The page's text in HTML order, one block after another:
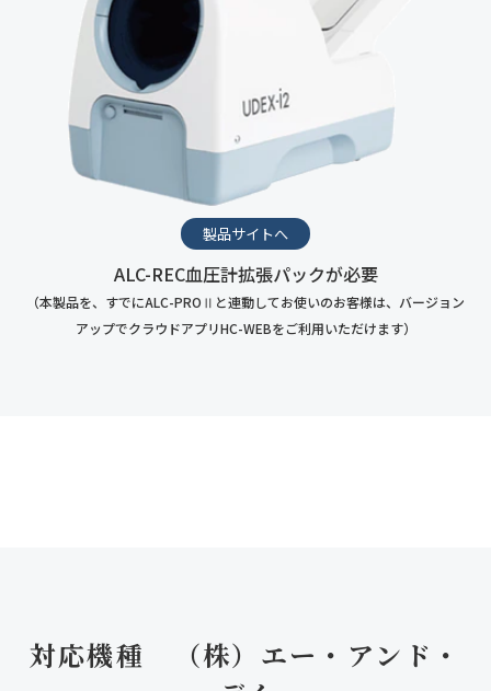
製品サイトへ
ALC-REC血圧計拡張パックが必要
（本製品を、すでにALC-PROⅡと連動してお使いのお客様は、バージョン
アップでクラウドアプリHC-WEBをご利用いただけます）
対応機種　（株）エー・アンド・